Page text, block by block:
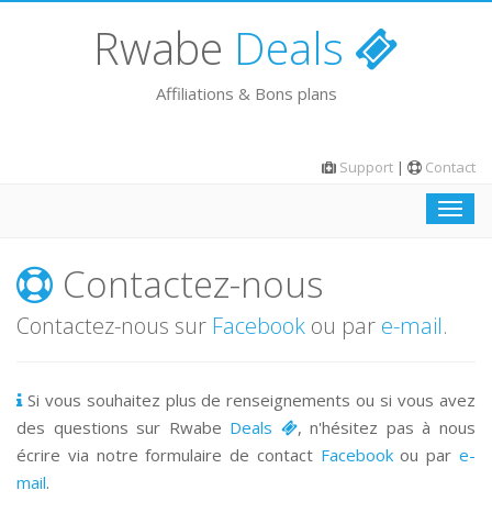
Rwabe Deals
Affiliations & Bons plans
Support | Contact
Barre
Contactez-nous
Contactez-nous sur Facebook ou par e-mail.
Si vous souhaitez plus de renseignements ou si vous avez
des questions sur Rwabe Deals
, n'hésitez pas à nous
écrire via notre formulaire de contact Facebookou pare-
mail.